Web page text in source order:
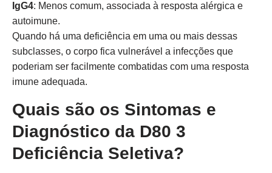
IgG4: Menos comum, associada à resposta alérgica e
autoimune.
Quando há uma deficiência em uma ou mais dessas
subclasses, o corpo fica vulnerável a infecções que
poderiam ser facilmente combatidas com uma resposta
imune adequada.
Quais são os Sintomas e
Diagnóstico da D80 3
Deficiência Seletiva?